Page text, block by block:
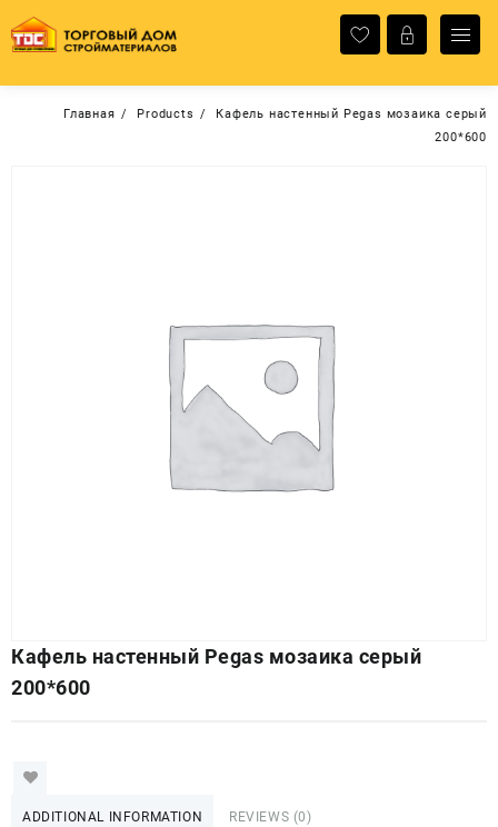
содержимому
Главная Products
Кафель настенный Pegas мозаика серый
200*600
Кафель настенный Pegas мозаика серый
200*600
ADDITIONAL INFORMATION REVIEWS (0)